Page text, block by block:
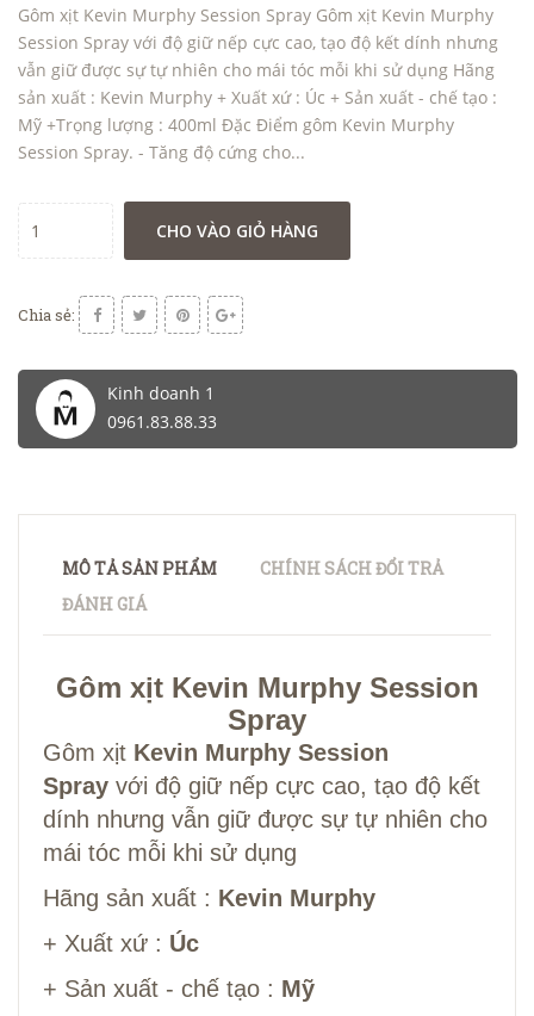
Gôm xịt Kevin Murphy Session Spray Gôm xịt Kevin Murphy
Session Spray với độ giữ nếp cực cao, tạo độ kết dính nhưng
vẫn giữ được sự tự nhiên cho mái tóc mỗi khi sử dụng Hãng
sản xuất : Kevin Murphy + Xuất xứ : Úc + Sản xuất - chế tạo :
Mỹ +Trọng lượng : 400ml Đặc Điểm gôm Kevin Murphy
Session Spray. - Tăng độ cứng cho...
CHO VÀO GIỎ HÀNG
Chia sẻ:
Kinh doanh 1
0961.83.88.33
MÔ TẢ SẢN PHẨM
CHÍNH SÁCH ĐỔI TRẢ
ĐÁNH GIÁ
Gôm xịt Kevin Murphy Session
Spray
Gôm xịt Kevin Murphy Session
Spray với độ giữ nếp cực cao, tạo độ kết
dính nhưng vẫn giữ được sự tự nhiên cho
mái tóc mỗi khi sử dụng
Hãng sản xuất : Kevin Murphy
+ Xuất xứ : Úc
+ Sản xuất - chế tạo : Mỹ